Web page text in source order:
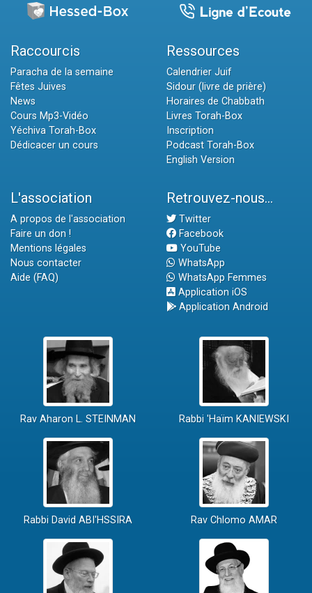
Raccourcis
Paracha de la semaine
Fêtes Juives
News
Cours Mp3-Vidéo
Yéchiva Torah-Box
Dédicacer un cours
Ressources
Calendrier Juif
Sidour (livre de prière)
Horaires de Chabbath
Livres Torah-Box
Inscription
Podcast Torah-Box
English Version
L'association
A propos de l'association
Faire un don !
Mentions légales
Nous contacter
Aide (FAQ)
Retrouvez-nous...
Twitter
Facebook
YouTube
WhatsApp
WhatsApp Femmes
Application iOS
Application Android
Rav Aharon L. STEINMAN Rabbi 'Haïm KANIEWSKI
Rabbi David ABI'HSSIRA Rav Chlomo AMAR